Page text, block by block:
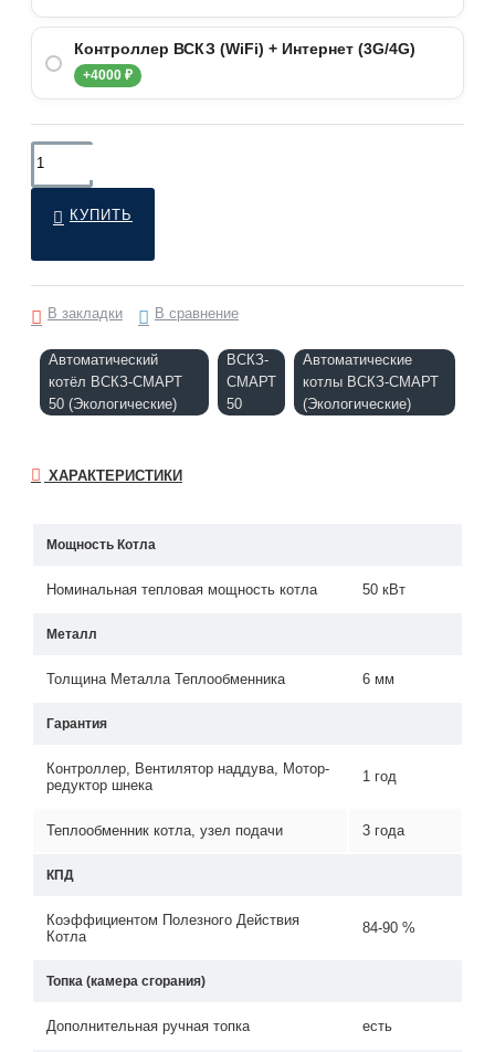
Контроллер ВСКЗ (WiFi) + Интернет (3G/4G)
+4000 ₽
КУПИТЬ
В закладки В сравнение
Автоматический
котёл ВСКЗ-СМАРТ
50 (Экологические)
ВСКЗ-
СМАРТ
50
Автоматические
котлы ВСКЗ-СМАРТ
(Экологические)
ХАРАКТЕРИСТИКИ
Мощность Котла
Номинальная тепловая мощность котла 50 кВт
Металл
Толщина Металла Теплообменника 6 мм
Гарантия
Контроллер, Вентилятор наддува, Мотор-
редуктор шнека
1 год
Теплообменник котла, узел подачи 3 года
КПД
Коэффициентом Полезного Действия
Котла
84-90 %
Топка (камера сгорания)
Дополнительная ручная топка есть